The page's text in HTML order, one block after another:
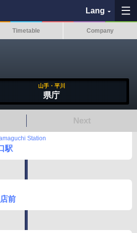
Lang
History
Search bus stop
Timetable Company
山手・平川
県庁
Next
Station
駅
前